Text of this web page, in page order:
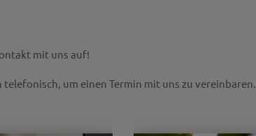
mit uns auf!
telefonisch, um einen Termin mit uns zu vereinbaren.